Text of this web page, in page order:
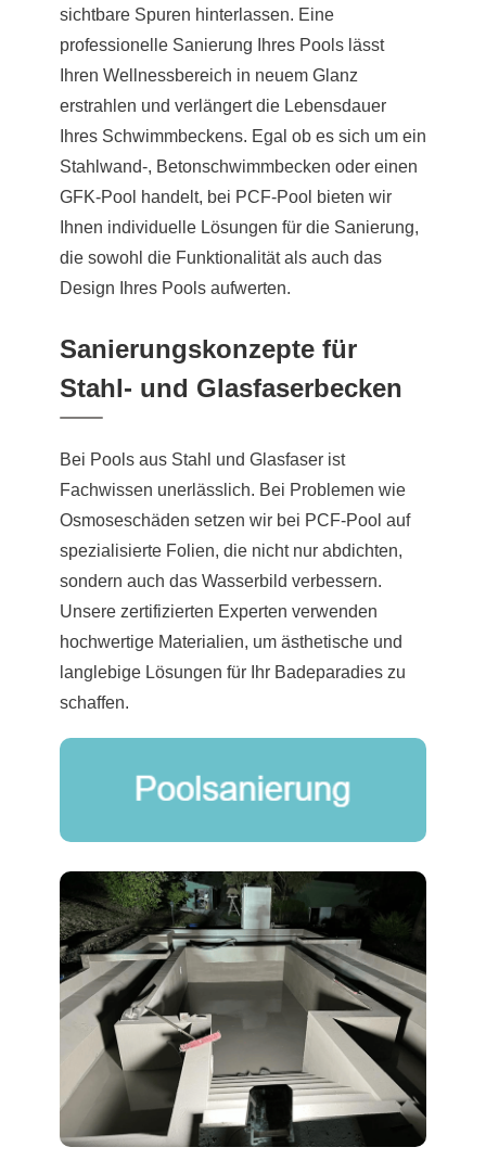
sichtbare Spuren hinterlassen. Eine
professionelle Sanierung Ihres Pools lässt
Ihren Wellnessbereich in neuem Glanz
erstrahlen und verlängert die Lebensdauer
Ihres Schwimmbeckens. Egal ob es sich um ein
Stahlwand-, Betonschwimmbecken oder einen
GFK-Pool handelt, bei PCF-Pool bieten wir
Ihnen individuelle Lösungen für die Sanierung,
die sowohl die Funktionalität als auch das
Design Ihres Pools aufwerten.
Sanierungskonzepte für
Stahl- und Glasfaserbecken
Bei Pools aus Stahl und Glasfaser ist
Fachwissen unerlässlich. Bei Problemen wie
Osmoseschäden setzen wir bei PCF-Pool auf
spezialisierte Folien, die nicht nur abdichten,
sondern auch das Wasserbild verbessern.
Unsere zertifizierten Experten verwenden
hochwertige Materialien, um ästhetische und
langlebige Lösungen für Ihr Badeparadies zu
schaffen.